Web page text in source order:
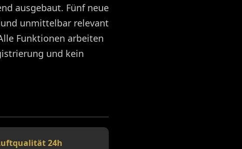
ausgebaut. Fünf neue
unmittelbar relevant
Funktionen arbeiten
und kein
24h